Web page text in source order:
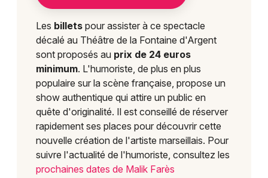
Les billets pour assister à ce spectacle
décalé au Théâtre de la Fontaine d'Argent
sont proposés au prix de 24 euros
minimum. L'humoriste, de plus en plus
populaire sur la scène française, propose un
show authentique qui attire un public en
quête d'originalité. Il est conseillé de réserver
rapidement ses places pour découvrir cette
nouvelle création de l'artiste marseillais. Pour
suivre l'actualité de l'humoriste, consultez les
prochaines dates de Malik Farès